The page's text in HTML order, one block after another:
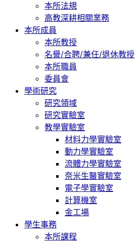
本所法規
高教深耕相關業務
本所成員
本所教授
名譽/合聘/兼任/退休教授
本所職員
委員會
學術研究
研究領域
研究實驗室
教學實驗室
材料力學實驗室
動力學實驗室
流體力學實驗室
奈米生醫實驗室
電子學實驗室
計算機室
金工場
學生事務
本所課程